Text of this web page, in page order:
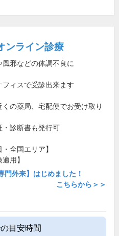
ンライン診療
風邪などの体調不良に
フィスで受診出来ます
くの薬局、宅配便でお受け取り
・診断書も発行可
・全国エリア】
用】
門外来】はじめました！
こちらから＞＞
目安時間